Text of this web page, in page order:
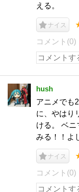
える。
ナイス
コメント(0)
hush
アニメでも
に、やはり
ける。 ベ
みる！！よ
ナイス
コメント(0)